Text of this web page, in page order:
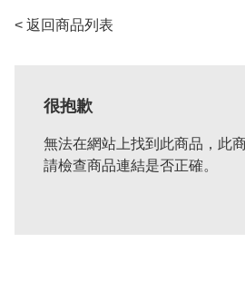
< 返回商品列表
很抱歉
無法在網站上找到此商品，此
請檢查商品連結是否正確。